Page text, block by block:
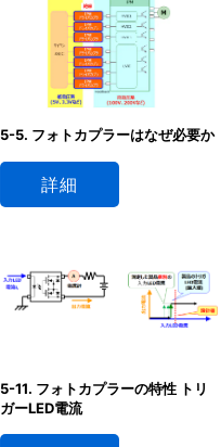
5-5. フォトカプラーはなぜ必要か
詳細
5-11. フォトカプラーの特性 トリ
ガーLED電流